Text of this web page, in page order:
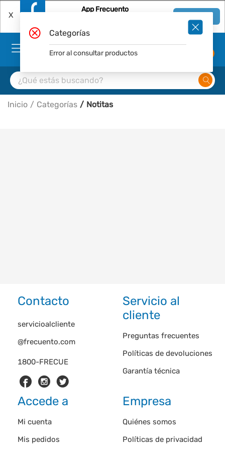
X
App Frecuento
Inicio Categorías Notitas
Contacto
1800-FRECUE
servicioalcliente
@frecuento.com
Servicio al
cliente
Preguntas frecuentes
Políticas de devoluciones
Garantía técnica
Accede a
Mi cuenta
Mis pedidos
Empresa
Quiénes somos
Políticas de privacidad
Categorías
Error al consultar productos